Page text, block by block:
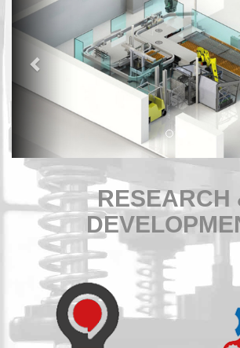
RESEARCH